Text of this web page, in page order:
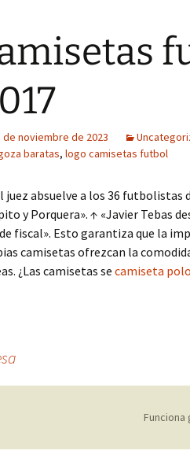
de noviembre de 2023
baratas, logo camisetas futbol
juez absuelve a los 36 futbolistas
y Porquera». ↑ «Javier Tebas
fiscal». Esto garantiza que la
camisetas ofrezcan la
¿Las camisetas se camiseta
Funciona